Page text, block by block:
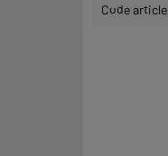
Code article